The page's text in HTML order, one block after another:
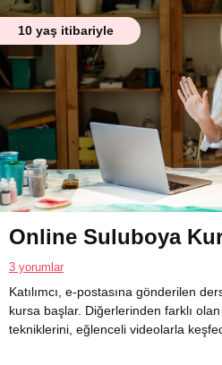
10 yaş itibariyle
Online Suluboya
3 yorumlar
Katılımcı, e-postasına gönderilen
kursa başlar. Diğerlerinden farklı
tekniklerini, eğlenceli videolarla